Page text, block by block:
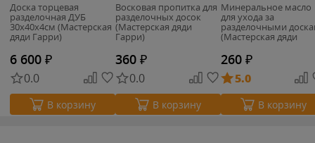
Доска торцевая
разделочная ДУБ
30х40х4см (Мастерская
дяди Гарри)
6 600 ₽
0.0
В корзину
Восковая пропитка для
разделочных досок
(Мастерская дяди
Гарри)
360 ₽
0.0
В корзину
Минеральное масло
для ухода за
разделочными
(Мастерская дяди
260 ₽
5.0
В корзину